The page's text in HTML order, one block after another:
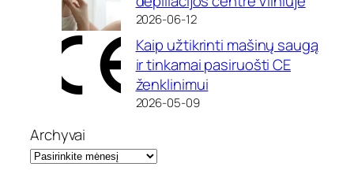
2026-06-12
Kaip užtikrinti mašinų saugą
ir tinkamai pasiruošti CE
ženklinimui
2026-05-09
Archyvai